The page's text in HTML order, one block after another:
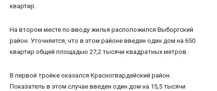
квартир.
На втором месте по вводу жилья расположился Выборгский
район. Уточняется, что в этом районе введен один дом на 650
квартир общей площадью 27,2 тысячи квадратных метров.
В первой тройке оказался Красногвардейский район.
Показатель в этом случае введен один дом на 15,5 тысячи